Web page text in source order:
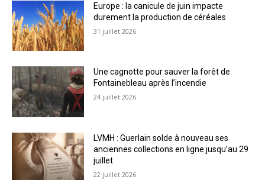
Europe : la canicule de juin impacte
durement la production de céréales
31 juillet 2026
Une cagnotte pour sauver la forêt de
Fontainebleau après l’incendie
24 juillet 2026
LVMH : Guerlain solde à nouveau ses
anciennes collections en ligne jusqu’au 29
juillet
22 juillet 2026